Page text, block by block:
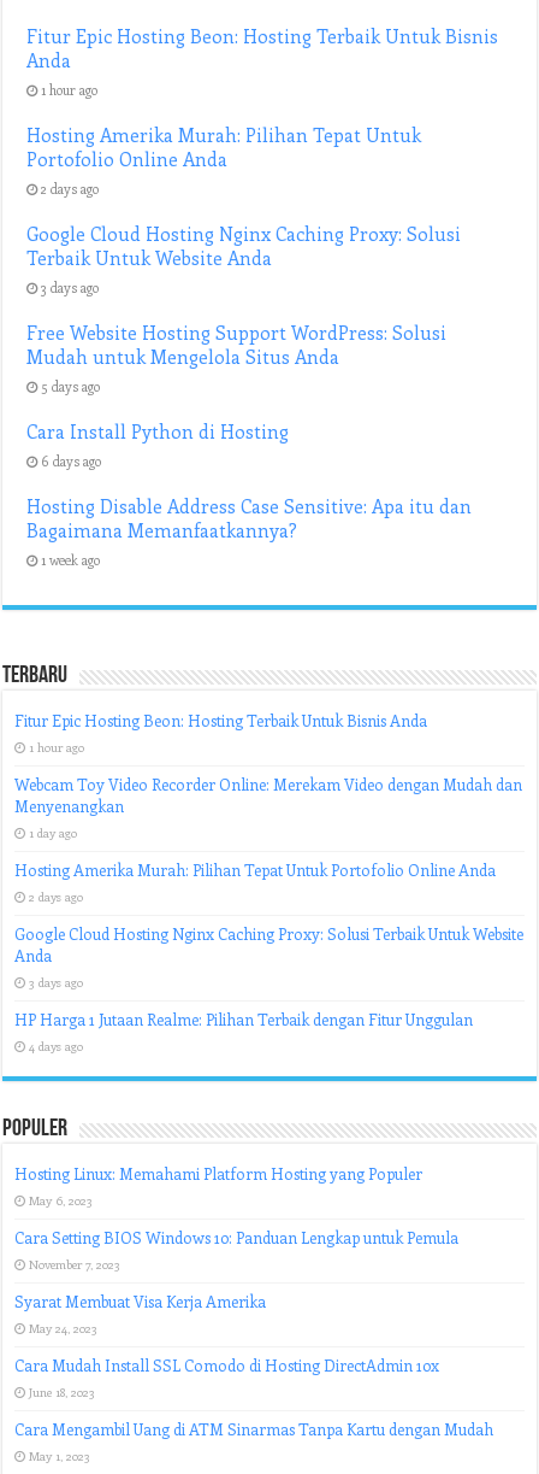
Fitur Epic Hosting Beon: Hosting Terbaik Untuk Bisnis
Anda
1 hour ago
Hosting Amerika Murah: Pilihan Tepat Untuk
Portofolio Online Anda
2 days ago
Google Cloud Hosting Nginx Caching Proxy: Solusi
Terbaik Untuk Website Anda
3 days ago
Free Website Hosting Support WordPress: Solusi
Mudah untuk Mengelola Situs Anda
5 days ago
Cara Install Python di Hosting
6 days ago
Hosting Disable Address Case Sensitive: Apa itu dan
Bagaimana Memanfaatkannya?
1 week ago
Terbaru
Fitur Epic Hosting Beon: Hosting Terbaik Untuk Bisnis Anda
1 hour ago
Webcam Toy Video Recorder Online: Merekam Video dengan Mudah dan
Menyenangkan
1 day ago
Hosting Amerika Murah: Pilihan Tepat Untuk Portofolio Online Anda
2 days ago
Google Cloud Hosting Nginx Caching Proxy: Solusi Terbaik Untuk Website
Anda
3 days ago
HP Harga 1 Jutaan Realme: Pilihan Terbaik dengan Fitur Unggulan
4 days ago
Populer
Hosting Linux: Memahami Platform Hosting yang Populer
May 6, 2023
Cara Setting BIOS Windows 10: Panduan Lengkap untuk Pemula
November 7, 2023
Syarat Membuat Visa Kerja Amerika
May 24, 2023
Cara Mudah Install SSL Comodo di Hosting DirectAdmin 10x
June 18, 2023
Cara Mengambil Uang di ATM Sinarmas Tanpa Kartu dengan Mudah
May 1, 2023